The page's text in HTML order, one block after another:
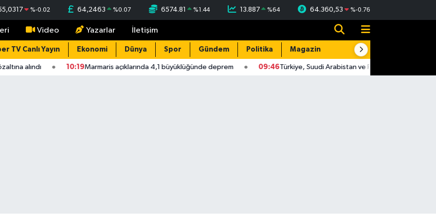
%-0.02 64,2463 %0.07 6574.81 %1.44 13.887 %64 64.360,53 %-0.76
Video Yazarlar İletişim
TV Canlı Yayın Ekonomi Dünya Spor Gündem Politika Magazin Resmi İlanlar
alındı 10:19 Marmaris açıklarında 4,1 büyüklüğünde deprem 09:46Türkiye, Suudi Arabistan ve Pakistan, üçlü savunma